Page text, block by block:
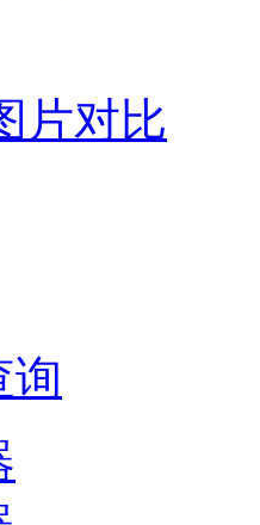
片对比
询